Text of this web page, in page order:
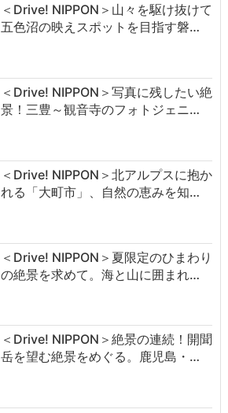
＜Drive! NIPPON＞山々を駆け抜けて
五色沼の映えスポットを目指す磐…
＜Drive! NIPPON＞写真に残したい絶
景！三豊～観音寺のフォトジェニ…
＜Drive! NIPPON＞北アルプスに抱か
れる「大町市」、自然の恵みを知…
＜Drive! NIPPON＞夏限定のひまわり
の絶景を求めて。海と山に囲まれ…
＜Drive! NIPPON＞絶景の連続！開聞
岳を望む絶景をめぐる。鹿児島・…